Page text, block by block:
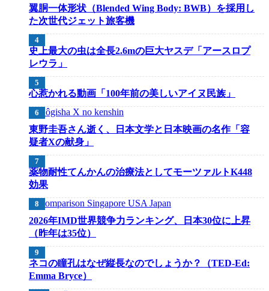
翼胴一体形状（Blended Wing Body: BWB）を採用し
た次世代ジェット旅客機
史上最大の虫は全長2.6mの巨大ヤスデ「アースロプ
レウラ」
心惹かれる動画「100年前の美しいアイヌ民族」
東野圭吾さん逝く、日本文学と日本映画の名作「容
疑者Xの献身」
薬物耐性てんかんの治療法としてモーツァルトK448
効果
2026年IMD世界競争力ランキング、日本30位に上昇
（昨年は35位）
ネコの瞳孔はなぜ縦長なのでしょうか？（TED-Ed:
Emma Bryce）